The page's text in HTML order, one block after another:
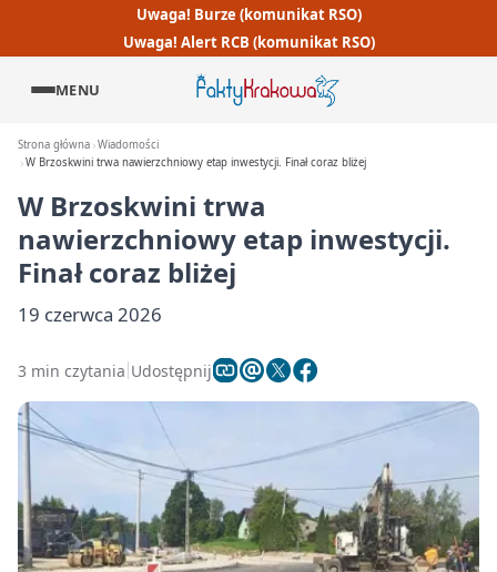
Uwaga! Burze (komunikat RSO)
Uwaga! Alert RCB (komunikat RSO)
MENU
Strona główna Wiadomości
W Brzoskwini trwa nawierzchniowy etap inwestycji. Finał coraz bliżej
W Brzoskwini trwa
nawierzchniowy etap inwestycji.
Finał coraz bliżej
19 czerwca 2026
3 min czytania Udostępnij